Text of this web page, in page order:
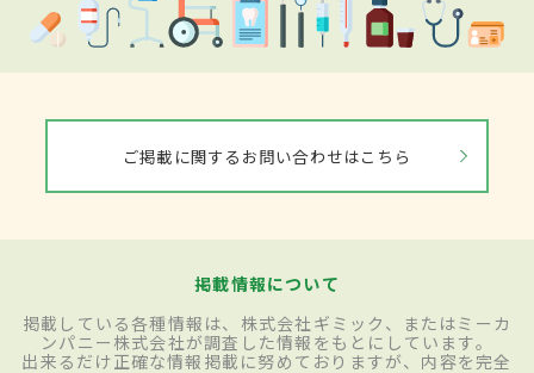
ご掲載に関するお問い合わせはこちら
掲載情報について
掲載している各種情報は、株式会社ギミック、またはミーカ
ンパニー株式会社が調査した情報をもとにしています。
出来るだけ正確な情報掲載に努めておりますが、内容を完全